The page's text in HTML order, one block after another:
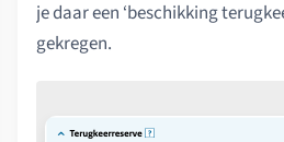
je daar een ‘beschikking
gekregen.